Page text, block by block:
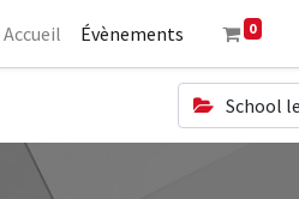
Accueil Évènements 0
School